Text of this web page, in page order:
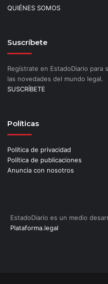
QUIÉNES SOMOS
Suscríbete
Regístrate en EstadoDiario para
las novedades del mundo legal.
SUSCRÍBETE
Políticas
Política de privacidad
Política de publicaciones
Anuncia con nosotros
EstadoDiario es un medio
Plataforma.legal